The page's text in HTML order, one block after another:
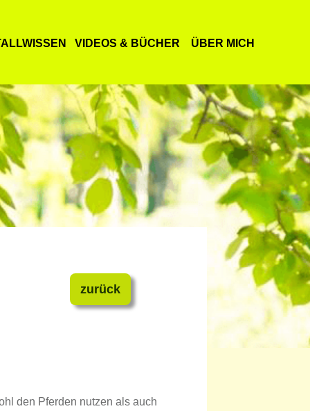
VIDEOS & BÜCHER ÜBER MICH
zurück
den Pferden nutzen als auch